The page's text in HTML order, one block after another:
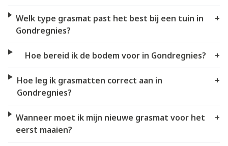
Welk type grasmat past het best bij een tuin in
Gondregnies?
+
Hoe bereid ik de bodem voor in Gondregnies? +
Hoe leg ik grasmatten correct aan in
Gondregnies?
+
Wanneer moet ik mijn nieuwe grasmat voor het
eerst maaien?
+